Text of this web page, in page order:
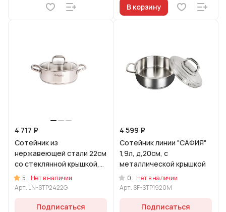
В корзину
4 717 ₽
Сотейник из
нержавеющей стали 22см
со стеклянной крышкой,
линия "Леон"
5
Нет в наличии
Арт. LN-STP2422G
Подписаться
4 599 ₽
Сотейник линии "САФИЯ"
1,9л, д,20см, с
металлической крышкой
0
Нет в наличии
Арт. SF-STP1920M
Подписаться